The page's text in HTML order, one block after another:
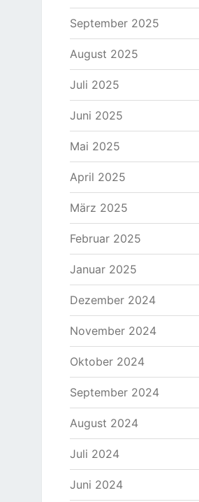
September 2025
August 2025
Juli 2025
Juni 2025
Mai 2025
April 2025
März 2025
Februar 2025
Januar 2025
Dezember 2024
November 2024
Oktober 2024
September 2024
August 2024
Juli 2024
Juni 2024